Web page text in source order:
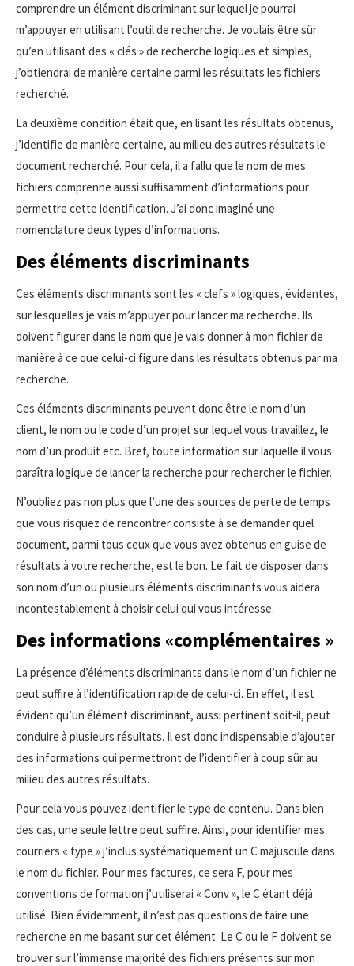
comprendre un élément discriminant sur lequel je pourrai
m’appuyer en utilisant l’outil de recherche. Je voulais être sûr
qu’en utilisant des « clés » de recherche logiques et simples,
j’obtiendrai de manière certaine parmi les résultats les fichiers
recherché.
La deuxième condition était que, en lisant les résultats obtenus,
j’identifie de manière certaine, au milieu des autres résultats le
document recherché. Pour cela, il a fallu que le nom de mes
fichiers comprenne aussi suffisamment d’informations pour
permettre cette identification. J’ai donc imaginé une
nomenclature deux types d’informations.
Des éléments discriminants
Ces éléments discriminants sont les « clefs » logiques, évidentes,
sur lesquelles je vais m’appuyer pour lancer ma recherche. Ils
doivent figurer dans le nom que je vais donner à mon fichier de
manière à ce que celui-ci figure dans les résultats obtenus par ma
recherche.
Ces éléments discriminants peuvent donc être le nom d’un
client, le nom ou le code d’un projet sur lequel vous travaillez, le
nom d’un produit etc. Bref, toute information sur laquelle il vous
paraîtra logique de lancer la recherche pour rechercher le fichier.
N’oubliez pas non plus que l’une des sources de perte de temps
que vous risquez de rencontrer consiste à se demander quel
document, parmi tous ceux que vous avez obtenus en guise de
résultats à votre recherche, est le bon. Le fait de disposer dans
son nom d’un ou plusieurs éléments discriminants vous aidera
incontestablement à choisir celui qui vous intéresse.
Des informations «complémentaires »
La présence d’éléments discriminants dans le nom d’un fichier ne
peut suffire à l’identification rapide de celui-ci. En effet, il est
évident qu’un élément discriminant, aussi pertinent soit-il, peut
conduire à plusieurs résultats. Il est donc indispensable d’ajouter
des informations qui permettront de l’identifier à coup sûr au
milieu des autres résultats.
Pour cela vous pouvez identifier le type de contenu. Dans bien
des cas, une seule lettre peut suffire. Ainsi, pour identifier mes
courriers « type » j’inclus systématiquement un C majuscule dans
le nom du fichier. Pour mes factures, ce sera F, pour mes
conventions de formation j’utiliserai « Conv », le C étant déjà
utilisé. Bien évidemment, il n’est pas questions de faire une
recherche en me basant sur cet élément. Le C ou le F doivent se
trouver sur l’immense majorité des fichiers présents sur mon